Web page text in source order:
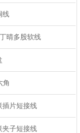
线
晴多股软线
角
插片短接线
夹子短接线